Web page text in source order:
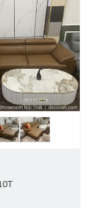
thay thế các
điểm vượt trội